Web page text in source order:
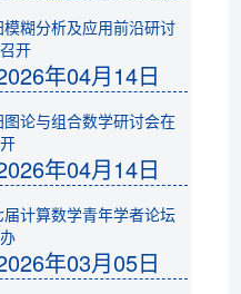
糊分析及应用前沿研讨
开
年04月14日
论与组合数学研讨会在
年04月14日
计算数学青年学者论坛
年03月05日